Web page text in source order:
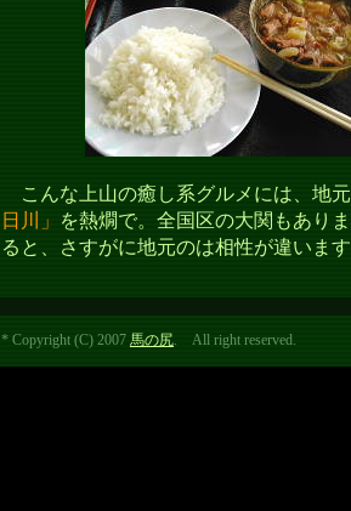
こんな上山の癒し系グルメには、地
日川」
を熱燗で。全国区の大関もあり
ると、さすがに地元のは相性が違いま
* Copyright (C) 2007 馬の尻. All right reserved.